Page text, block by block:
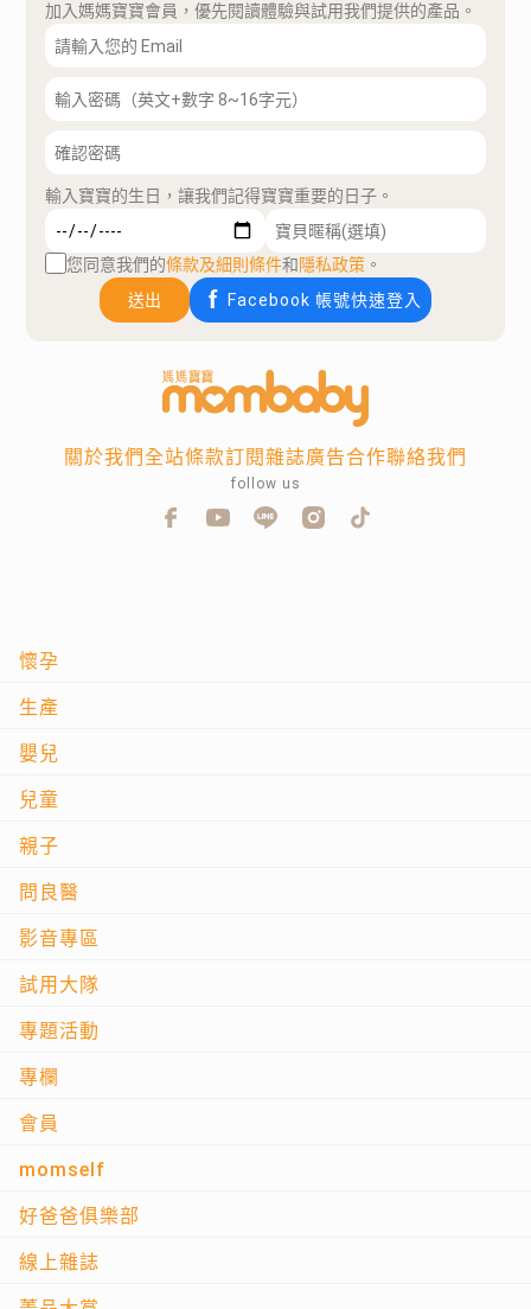
加入媽媽寶寶會員，優先閱讀體驗與試用我們提供的產品。
輸入寶寶的生日，讓我們記得寶寶重要的日子。
您同意我們的條款及細則條件和隱私政策 。
送出
Facebook 帳號快速登入
懷孕
生產
嬰兒
兒童
親子
問良醫
影音專區
試用大隊
專題活動
專欄
會員
momself
好爸爸俱樂部
線上雜誌
關於我們全站條款訂閱雜誌廣告合作聯絡我們
follow us